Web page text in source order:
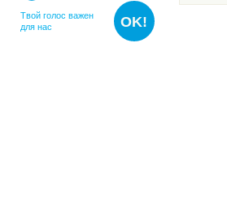
Твой голос важен
для нас
OK!